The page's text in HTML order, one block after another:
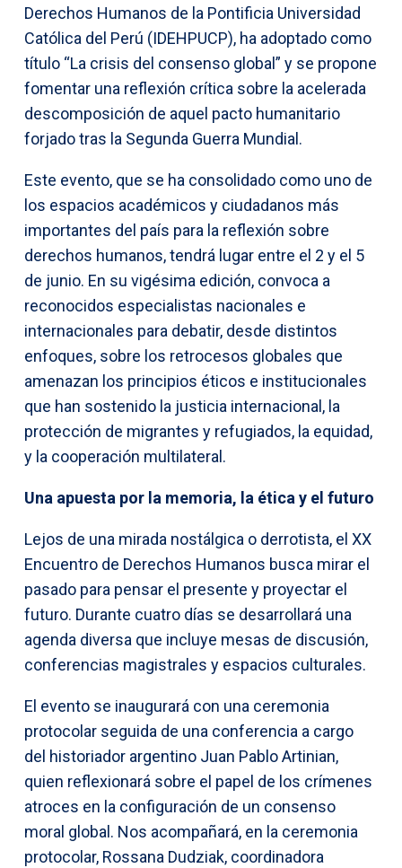
Derechos Humanos de la Pontificia Universidad
Católica del Perú (IDEHPUCP), ha adoptado como
título “La crisis del consenso global” y se propone
fomentar una reflexión crítica sobre la acelerada
descomposición de aquel pacto humanitario
forjado tras la Segunda Guerra Mundial.
Este evento, que se ha consolidado como uno de
los espacios académicos y ciudadanos más
importantes del país para la reflexión sobre
derechos humanos, tendrá lugar entre el 2 y el 5
de junio. En su vigésima edición, convoca a
reconocidos especialistas nacionales e
internacionales para debatir, desde distintos
enfoques, sobre los retrocesos globales que
amenazan los principios éticos e institucionales
que han sostenido la justicia internacional, la
protección de migrantes y refugiados, la equidad,
y la cooperación multilateral.
Una apuesta por la memoria, la ética y el futuro
Lejos de una mirada nostálgica o derrotista, el XX
Encuentro de Derechos Humanos busca mirar el
pasado para pensar el presente y proyectar el
futuro. Durante cuatro días se desarrollará una
agenda diversa que incluye mesas de discusión,
conferencias magistrales y espacios culturales.
El evento se inaugurará con una ceremonia
protocolar seguida de una conferencia a cargo
del historiador argentino Juan Pablo Artinian,
quien reflexionará sobre el papel de los crímenes
atroces en la configuración de un consenso
moral global. Nos acompañará, en la ceremonia
protocolar, Rossana Dudziak, coordinadora